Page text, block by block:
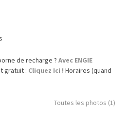
de recharge ? Avec ENGIE
gratuit : Cliquez Ici ! Horaires (quand
Toutes les photos (1)